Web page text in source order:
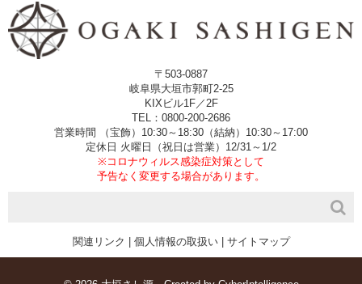
〒503-0887
岐阜県大垣市郭町2-25
KIXビル1F／2F
TEL：0800-200-2686
営業時間 （宝飾）10:30～18:30（結納）10:30～17:00
定休日 火曜日（祝日は営業）12/31～1/2
※コロナウィルス感染症対策として
予告なく変更する場合があります。
関連リンク 個人情報の取扱い| サイトマップ